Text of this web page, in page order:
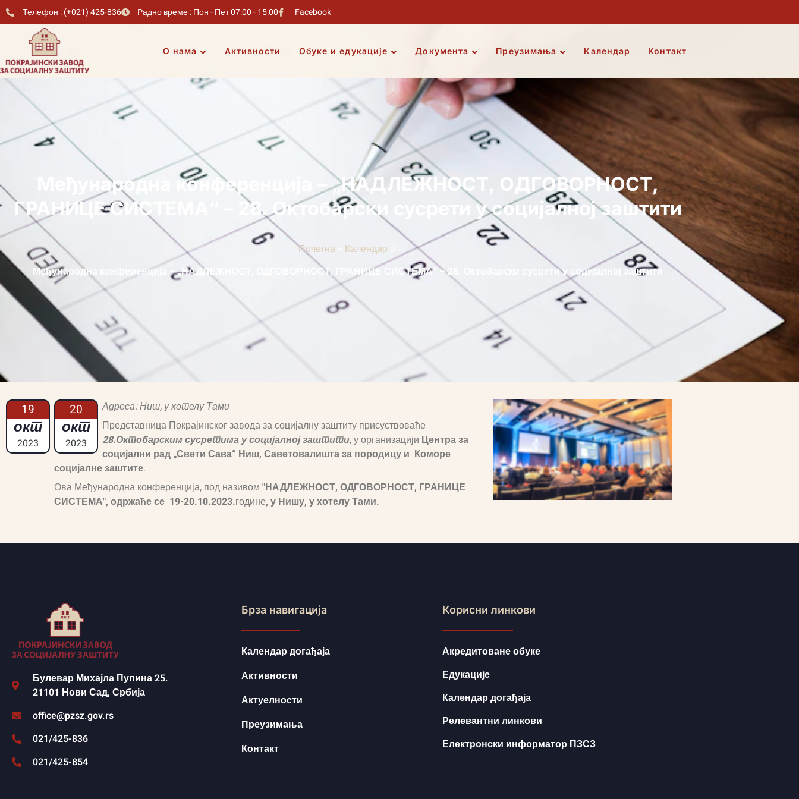
Телефон : (+021) 425-836 Радно време : Пон - Пет 07:00 - 15:00 Facebook
О нама Активности Обуке и едукације Документа Преузимања Календар Контакт
Међународна конференција – „НАДЛЕЖНОСТ, ОДГОВОРНОСТ,
ГРАНИЦЕ СИСТЕМА“ – 28. Октобарски сусрети у социјалној заштити
Почетна Календар
Међународна конференција – „НАДЛЕЖНОСТ, ОДГОВОРНОСТ, ГРАНИЦЕ СИСТЕМА“ – 28. Октобарски сусрети у социјалној заштити
19
окт
2023
20
окт
2023
Адреса: Ниш, у хотелу Тами
Представница Покрајинског завода за социјалну заштиту присуствоваће
28.Октобарским сусретима у социјалној заштити, у организацији Центра за
социјални рад „Свети Сава“ Ниш, Саветовалишта за породицу и Коморе
социјалне заштите.
Ова Међународна конференција, под називом "НАДЛЕЖНОСТ, ОДГОВОРНОСТ, ГРАНИЦЕ
СИСТЕМА", одржаће се 19-20.10.2023.године, у Нишу, у хотелу Тами.
Булевар Михајла Пупина 25.
21101 Нови Сад, Србија
office@pzsz.gov.rs
021/425-836
021/425-854
Брза навигација
Календар догађаја
Активности
Актуелности
Преузимања
Контакт
Корисни линкови
Акредитоване обуке
Едукације
Календар догађаја
Релевантни линкови
Електронски информатор ПЗСЗ